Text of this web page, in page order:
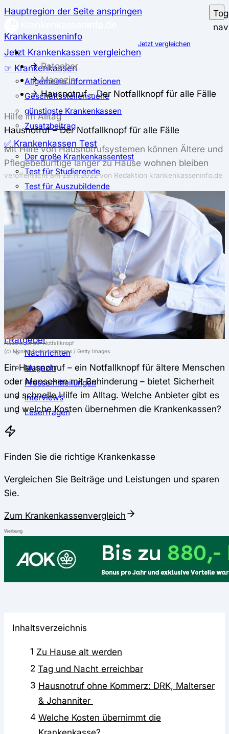
Hauptregion der Seite anspringen
Krankenkasseninfo
Jetzt Krankenkassen vergleichen
☞ Krankenkassen
Allgemeine Informationen
Geschäftsstellensuche
günstigste Krankenkassen
Zusatzbeitrag
✅ Krankenkassen Test
Der große Krankenkassentest
Test für Studierende
Test für Auszubildende
Test für Schwangere und junge Eltern
Test für Selbstständige
⚖️ Vergleich & Rechner
Krankenkassenvergleich
Krankenkassenrechner
Krankenkassenwechsel
Kündigung
Musterkündigung
ℹ Ratgeber
Nachrichten
Magazin
Pressemitteilungen
Interviews
Leserfragen
Jetzt vergleichen
Ratgeber
Magazin
Hausnotruf – Der Notfallknopf für alle Fälle
Hilfe im Alltag
Hausnotruf – Der Notfallknopf für alle Fälle
Mit Hilfe von Hausnotrufsystemen können Ältere und
Pflegebedürftige länger zu Hause wohnen bleiben
veröffentlicht am28.11.2022von Redaktion krankenkasseninfo.de
Hausnotruf per Notfallknopf
(c) Monkeybusinessimages / Getty Images
Ein Hausnotruf – ein Notfallknopf für ältere Menschen
oder Menschen mit Behinderung – bietet Sicherheit
und schnelle Hilfe im Alltag. Welche Anbieter gibt es
und welche Kosten übernehmen die Krankenkassen?
Finden Sie die richtige Krankenkasse
Vergleichen Sie Beiträge und Leistungen und sparen
Sie.
Zum Krankenkassenvergleich
Werbung
Inhaltsverzeichnis
1 Zu Hause alt werden
2 Tag und Nacht erreichbar
3 Hausnotruf ohne Kommerz: DRK, Malterser
& Johanniter
4 Welche Kosten übernimmt die